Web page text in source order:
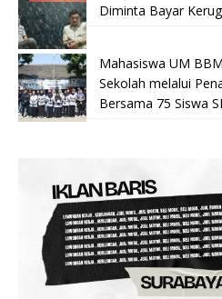
Diminta Bayar
Mahasiswa UM
Sekolah melalui
Bersama 75 Siswa